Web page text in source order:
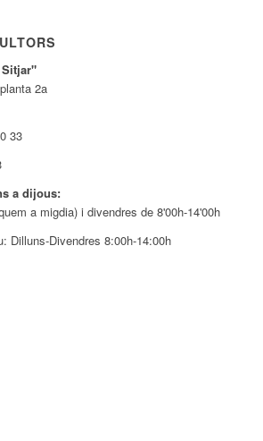
2a
33
a dijous:
a migdia) i divendres de 8'00h-14'00h
Dilluns-Divendres 8:00h-14:00h